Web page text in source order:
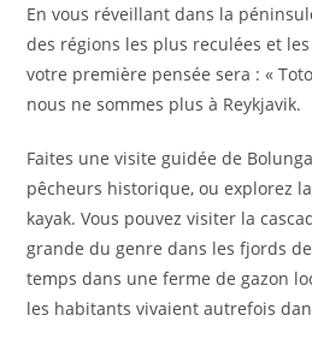
En vous réveillant dans la
des régions les plus reculées et
votre première pensée sera : «
nous ne sommes plus à Reykjavik.
Faites une visite guidée de
pêcheurs historique, ou explorez
kayak. Vous pouvez visiter la
grande du genre dans les fjords
temps dans une ferme de gazon
les habitants vivaient autrefois